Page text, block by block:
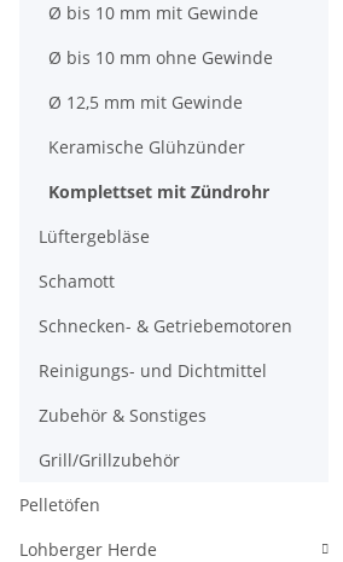
Ø bis 10 mm mit Gewinde
Ø bis 10 mm ohne Gewinde
Ø 12,5 mm mit Gewinde
Keramische Glühzünder
Komplettset mit Zündrohr
Lüftergebläse
Schamott
Schnecken- & Getriebemotoren
Reinigungs- und Dichtmittel
Zubehör & Sonstiges
Grill/Grillzubehör
Pelletöfen
Lohberger Herde